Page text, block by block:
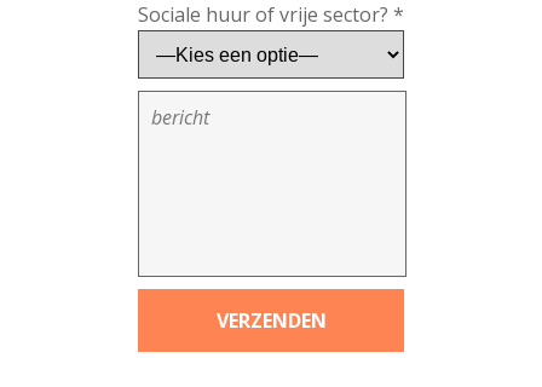
Sociale huur of vrije sector? *